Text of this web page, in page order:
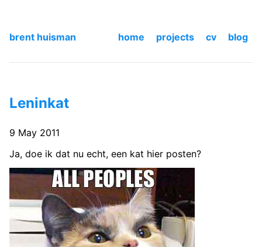
brent huisman home projects cv blog
Leninkat
9 May 2011
Ja, doe ik dat nu echt, een kat hier posten?